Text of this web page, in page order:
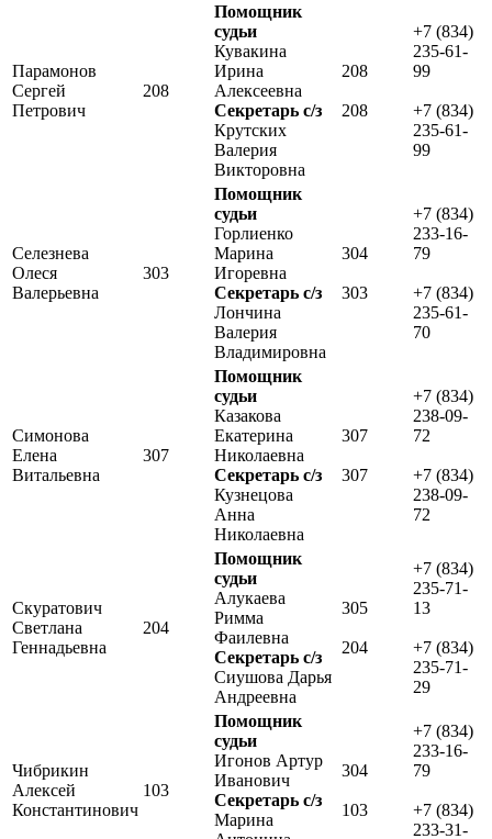
Парамонов
Сергей
Петрович
208
Помощник
судьи
Кувакина
Ирина
Алексеевна
Секретарь с/з
Крутских
Валерия
Викторовна
208
208
+7 (834)
235-61-
99
+7 (834)
235-61-
99
Селезнева
Олеся
Валерьевна
303
Помощник
судьи
Горлиенко
Марина
Игоревна
Секретарь с/з
Лончина
Валерия
Владимировна
304
303
+7 (834)
233-16-
79
+7 (834)
235-61-
70
Симонова
Елена
Витальевна
307
Помощник
судьи
Казакова
Екатерина
Николаевна
Секретарь с/з
Кузнецова
Анна
Николаевна
307
307
+7 (834)
238-09-
72
+7 (834)
238-09-
72
Скуратович
Светлана
Геннадьевна
204
Помощник
судьи
Алукаева
Римма
Фаилевна
Секретарь с/з
Сиушова Дарья
Андреевна
305
204
+7 (834)
235-71-
13
+7 (834)
235-71-
29
Чибрикин
Алексей
Константинович
103
Помощник
судьи
Игонов Артур
Иванович
Секретарь с/з
Марина
304
103
+7 (834)
233-16-
79
+7 (834)
233-31-